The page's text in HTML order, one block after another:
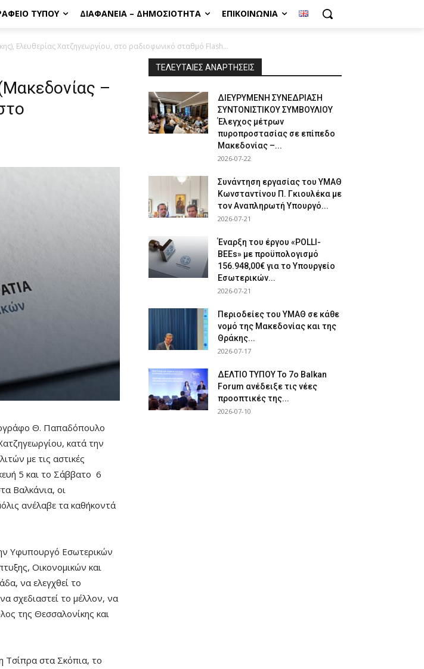
ΤΎΠΟΥ ΔΙΑΦΆΝΕΙΑ – ΔΗΜΟΣΙΌΤΗΤΑ ΕΠΙΚΟΙΝΩΝΊΑ
Ελευθερίας Χατζηγεωργίου, στο ραδιοφωνικό σταθμό Flash...
–
Θ. Παπαδόπουλο
κατά την
με τις αστικές
5 και το Σάββατο 6
Βαλκάνια, οι
ανέλαβε τα καθήκοντά
Υφυπουργό Εσωτερικών
Οικονομικών και
να ελεγχθεί το
σχεδιαστεί το μέλλον, να
της Θεσσαλονίκης και
Τσίπρα στα Σκόπια, το
ΤΕΛΕΥΤΑΙΕΣ ΑΝΑΡΤΗΣΕΙΣ
ΔΙΕΥΡΥΜΕΝΗ ΣΥΝΕΔΡΙΑΣΗ
ΣΥΝΤΟΝΙΣΤΙΚΟΥ ΣΥΜΒΟΥΛΙΟΥ
Έλεγχος μέτρων
πυροπροστασίας σε επίπεδο
Μακεδονίας –...
2026-07-22
Συνάντηση εργασίας του ΥΜΑΘ
Κωνσταντίνου Π. Γκιουλέκα με
τον Αναπληρωτή Υπουργό...
2026-07-21
Έναρξη του έργου «POLLI-
BEEs» με προϋπολογισμό
156.948,00€ για το Υπουργείο
Εσωτερικών...
2026-07-21
Περιοδείες του ΥΜΑΘ σε κάθε
νομό της Μακεδονίας και της
Θράκης...
2026-07-17
ΔΕΛΤΙΟ ΤΥΠΟΥ Το 7ο Balkan
Forum ανέδειξε τις νέες
προοπτικές της...
2026-07-10